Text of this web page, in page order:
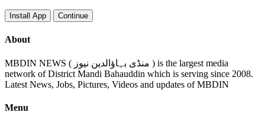
Install App Continue
About
MBDIN NEWS ( منڈی بہاؤالدین نیوز ) is the largest media
network of District Mandi Bahauddin which is serving since 2008.
Latest News, Jobs, Pictures, Videos and updates of MBDIN
Menu